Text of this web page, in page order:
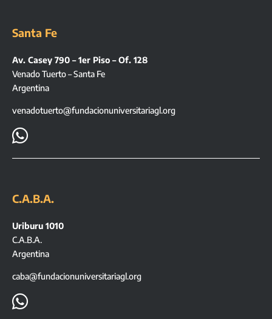
Santa Fe
Av. Casey 790 – 1er Piso – Of. 128
Venado Tuerto – Santa Fe
Argentina
venadotuerto@fundacionuniversitariagl.org

C.A.B.A.
Uriburu 1010
C.A.B.A.
Argentina
caba@fundacionuniversitariagl.org
